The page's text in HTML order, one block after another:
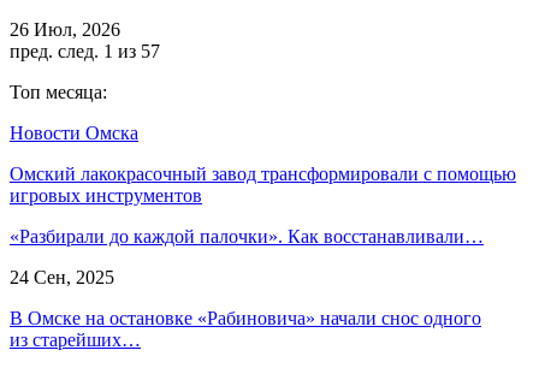
26 Июл, 2026
пред. след. 1 из 57
Топ месяца:
Новости Омска
Омский лакокрасочный завод трансформировали с помощью
игровых инструментов
«Разбирали до каждой палочки». Как восстанавливали…
24 Сен, 2025
В Омске на остановке «Рабиновича» начали снос одного
из старейших…